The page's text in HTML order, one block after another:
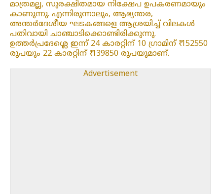
മാത്രമല്ല, സുരക്ഷിതമായ നിക്ഷേപ ഉപകരണമായും
കാണുന്നു. എന്നിരുന്നാലും, ആഭ്യന്തര,
അന്തർദേശീയ ഘടകങ്ങളെ ആശ്രയിച്ച് വിലകൾ
പതിവായി ചാഞ്ചാടിക്കൊണ്ടിരിക്കുന്നു.
ഉത്തർപ്രദേശ്ലെ ഇന്ന് 24 കാരറ്റിന് 10 ഗ്രാമിന് ₹ 152550
രൂപയും 22 കാരറ്റിന് ₹ 139850 രൂപയുമാണ്.
Advertisement